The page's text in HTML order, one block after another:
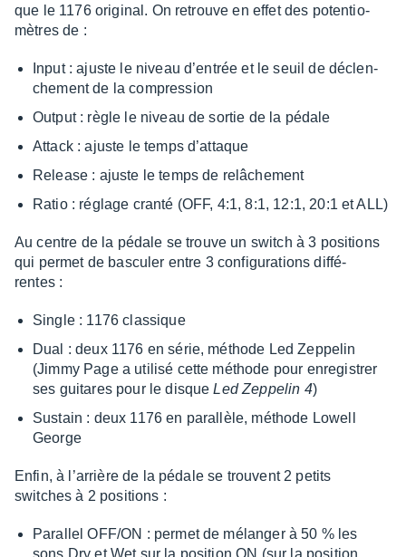
que le 1176 origi­nal. On retrouve en effet des poten­tio­
mètres de :
Input : ajuste le niveau d’en­trée et le seuil de déclen­
che­ment de la compres­sion
Output : règle le niveau de sortie de la pédale
Attack : ajuste le temps d’at­taque
Release : ajuste le temps de relâ­che­ment
Ratio : réglage cranté (OFF, 4:1, 8:1, 12:1, 20:1 et ALL)
Au centre de la pédale se trouve un switch à 3 posi­tions
qui permet de bascu­ler entre 3 confi­gu­ra­tions diffé­
rentes :
Single : 1176 clas­sique
Dual : deux 1176 en série, méthode Led Zeppe­lin
(Jimmy Page a utilisé cette méthode pour enre­gis­trer
ses guitares pour le disqueLed Zeppe­lin 4)
Sustain : deux 1176 en paral­lèle, méthode Lowell
George
Enfin, à l’ar­rière de la pédale se trouvent 2 petits
switches à 2 posi­tions :
Paral­lel OFF/ON : permet de mélan­ger à 50 % les
sons Dry et Wet sur la posi­tion ON (sur la posi­tion